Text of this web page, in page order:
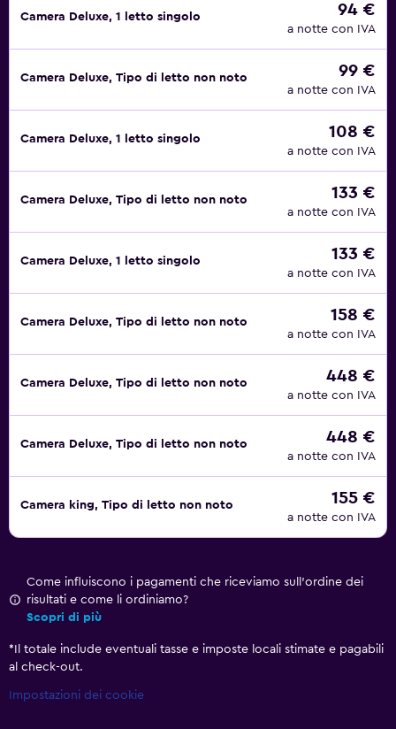
Camera Deluxe, 1 letto singolo 94 €
a notte con IVA
Camera Deluxe, Tipo di letto non noto 99 €
a notte con IVA
Camera Deluxe, 1 letto singolo 108 €
a notte con IVA
Camera Deluxe, Tipo di letto non noto 133 €
a notte con IVA
Camera Deluxe, 1 letto singolo 133 €
a notte con IVA
Camera Deluxe, Tipo di letto non noto 158 €
a notte con IVA
Camera Deluxe, Tipo di letto non noto 448 €
a notte con IVA
Camera Deluxe, Tipo di letto non noto 448 €
a notte con IVA
Camera king, Tipo di letto non noto 155 €
a notte con IVA
Come influiscono i pagamenti che riceviamo sull'ordine dei
risultati e come li ordiniamo?
Scopri di più
* Il totale include eventuali tasse e imposte locali stimate e pagabili
al check-out.
Impostazioni dei cookie